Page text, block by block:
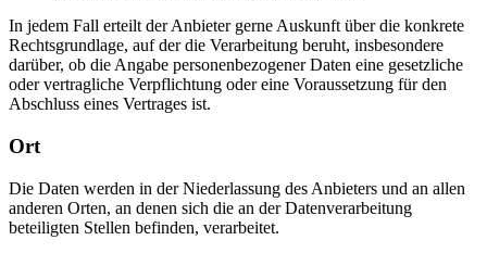
In jedem Fall erteilt der Anbieter gerne Auskunft über die konkrete
Rechtsgrundlage, auf der die Verarbeitung beruht, insbesondere
darüber, ob die Angabe personenbezogener Daten eine gesetzliche
oder vertragliche Verpflichtung oder eine Voraussetzung für den
Abschluss eines Vertrages ist.
Ort
Die Daten werden in der Niederlassung des Anbieters und an allen
anderen Orten, an denen sich die an der Datenverarbeitung
beteiligten Stellen befinden, verarbeitet.